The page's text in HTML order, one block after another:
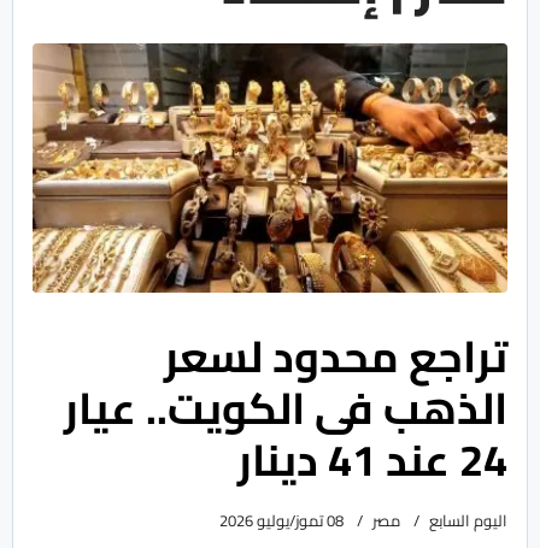
تراجع محدود لسعر
الذهب فى الكويت.. عيار
24 عند 41 دينار
اليوم السابع مصر 08 تموز/يوليو 2026